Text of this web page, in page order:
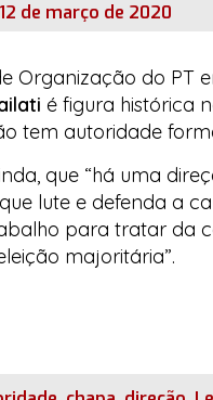
12 de março de 2020
Organização do PT
é figura histórica
tem autoridade
que “há uma
lute e defenda a
para tratar da
majoritária”.